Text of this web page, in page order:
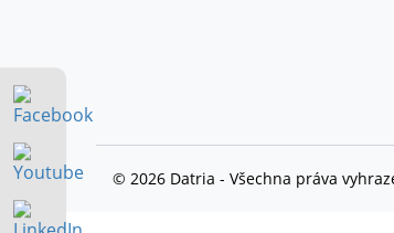
© 2026 Datria - Všechna práva